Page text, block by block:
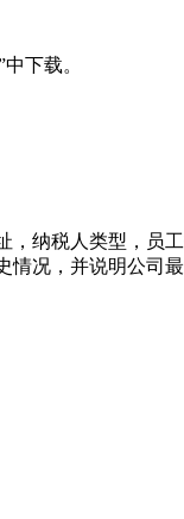
下载。
纳税人类型，员
况，并说明公司